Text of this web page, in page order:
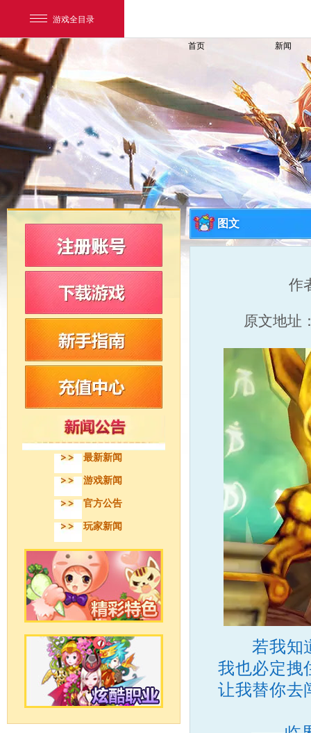
游戏全目录
网易游戏
游戏爱好者
我的足迹： 新飞飞
首页 新闻
最新新闻
游戏新闻
官方公告
玩家新闻
图文
作
原文地址
若我知道
我也必定拽
让我替你去